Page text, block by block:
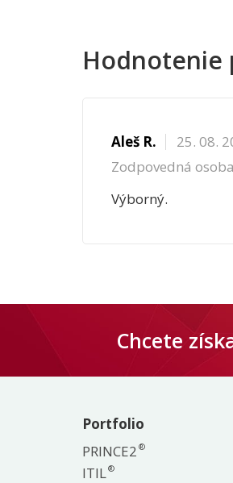
Hodnotenie
Aleš R. 25. 08.
Zodpovedná
Výborný.
Chcete
Portfolio
PRINCE2 ®
ITIL®